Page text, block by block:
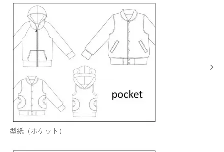
型紙（ポケット）